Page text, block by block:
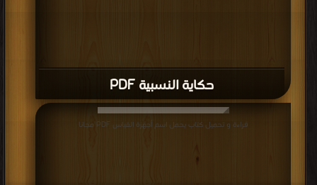
حكاية النسبية PDF
قراءة و تحميل كتاب يحمل اسم أجهزة القياس PDF مجانا